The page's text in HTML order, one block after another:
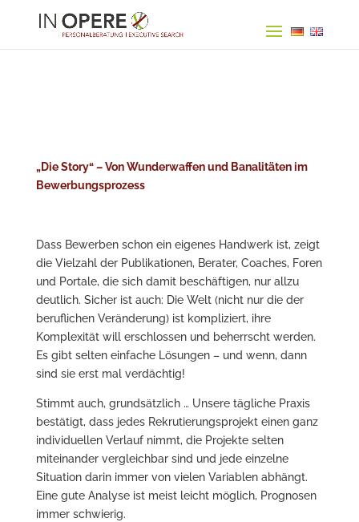
„Die Story“ – Von Wunderwaffen und Banalitäten im
Bewerbungsprozess
Dass Bewerben schon ein eigenes Handwerk ist, zeigt
die Vielzahl der Publikationen, Berater, Coaches, Foren
und Portale, die sich damit beschäftigen, nur allzu
deutlich. Sicher ist auch: Die Welt (nicht nur die der
beruflichen Veränderung) ist kompliziert, ihre
Komplexität will erschlossen und beherrscht werden.
Es gibt selten einfache Lösungen – und wenn, dann
sind sie erst mal verdächtig!
Stimmt auch, grundsätzlich … Unsere tägliche Praxis
bestätigt, dass jedes Rekrutierungsprojekt einen ganz
individuellen Verlauf nimmt, die Projekte selten
miteinander vergleichbar sind und jede einzelne
Situation darin immer von vielen Variablen abhängt.
Eine gute Analyse ist meist leicht möglich, Prognosen
immer schwierig.